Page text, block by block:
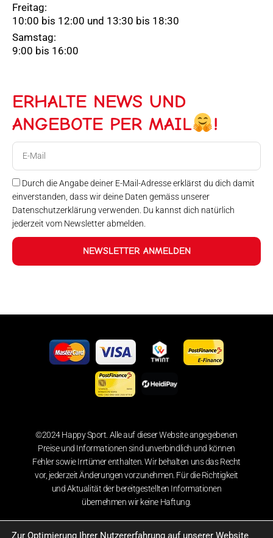
Freitag:
10:00 bis 12:00 und 13:30 bis 18:30
Samstag:
9:00 bis 16:00
ERHALTE NEWS UND
ANGEBOTE PER MAIL
!
Durch die Angabe deiner E-Mail-Adresse erklärst du dich damit
einverstanden, dass wir deine Daten gemäss unserer
Datenschutzerklärung verwenden. Du kannst dich natürlich
jederzeit vom Newsletter abmelden.
NEWSLETTER ANMELDEN
©2024 Happy Sport. Alle auf dieser Website angegebenen
Preise und Informationen sind unverbindlich und können
Fehler sowie Irrtümer enthalten. Wir behalten uns das Recht
vor, jederzeit Änderungen vorzunehmen. Für die Richtigkeit
und Aktualität der bereitgestellten Informationen
übernehmen wir keine Haftung.
Zur Optimierung Ihrer Nutzererfahrung auf unserer Website